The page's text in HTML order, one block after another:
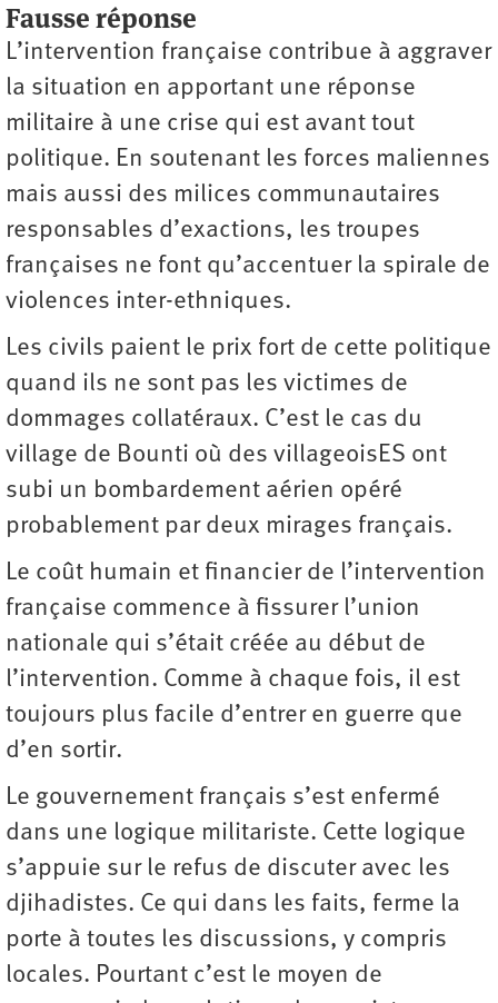
Fausse réponse
L’intervention française contribue à aggraver
la situation en apportant une réponse
militaire à une crise qui est avant tout
politique. En soutenant les forces maliennes
mais aussi des milices communautaires
responsables d’exactions, les troupes
françaises ne font qu’accentuer la spirale de
violences inter-ethniques.
Les civils paient le prix fort de cette politique
quand ils ne sont pas les victimes de
dommages collatéraux. C’est le cas du
village de Bounti où des villageoisES ont
subi un bombardement aérien opéré
probablement par deux mirages français.
Le coût humain et financier de l’intervention
française commence à fissurer l’union
nationale qui s’était créée au début de
l’intervention. Comme à chaque fois, il est
toujours plus facile d’entrer en guerre que
d’en sortir.
Le gouvernement français s’est enfermé
dans une logique militariste. Cette logique
s’appuie sur le refus de discuter avec les
djihadistes. Ce qui dans les faits, ferme la
porte à toutes les discussions, y compris
locales. Pourtant c’est le moyen de